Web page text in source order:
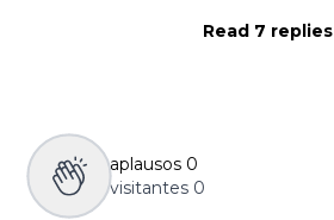
Read 7 replies
aplausos 0
visitantes 0